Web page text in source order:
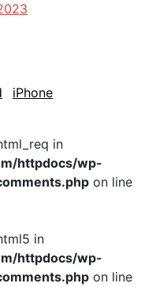
iPhone
in
httpdocs/wp-
on line
in
httpdocs/wp-
on line